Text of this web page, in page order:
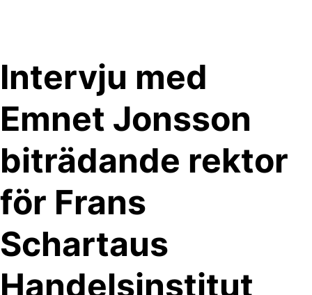
Intervju med
Emnet Jonsson
biträdande rektor
för Frans
Schartaus
Handelsinstitut